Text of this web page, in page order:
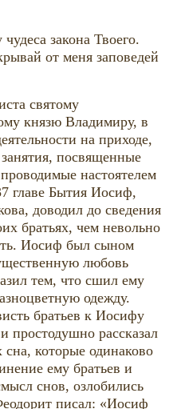
закона Твоего.
от меня заповедей
святому
князю Владимиру, в
на приходе,
посвященные
настоятелем
главе Бытия Иосиф,
доводил до сведения
братьях, чем невольно
Иосиф был сыном
любовь
тем, что сшил ему
одежду.
братьев к Иосифу
простодушно рассказал
которые одинаково
ему братьев и
снов, озлобились
писал: «Иосиф